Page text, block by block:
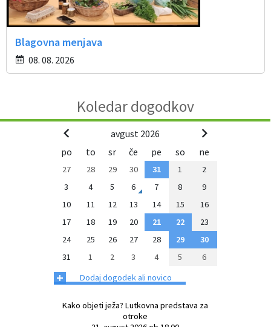
Blagovna menjava
08. 08. 2026
Koledar dogodkov
avgust 2026
po
to sr če pe so ne
27 28 29 30 31 1
2
3
4 5 6 7 8
9
10
11 12 13 14 15
16
17
18 19 20 21 22
23
24
25 26 27 28 29
30
31
1 2 3 4 5 6
+ Dodaj dogodek ali novico
Kako objeti ježa? Lutkovna predstava za
otroke